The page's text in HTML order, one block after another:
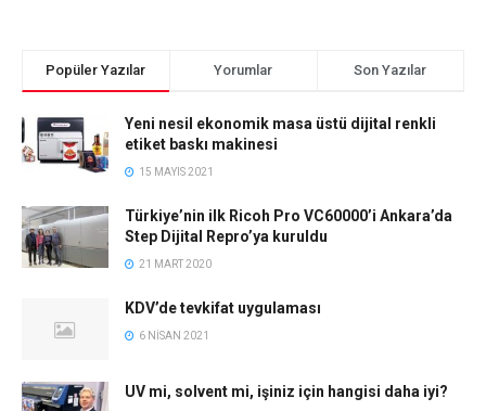
Popüler Yazılar Yorumlar Son Yazılar
Yeni nesil ekonomik masa üstü dijital renkli
etiket baskı makinesi
15 MAYIS 2021
Türkiye’nin ilk Ricoh Pro VC60000’i Ankara’da
Step Dijital Repro’ya kuruldu
21 MART 2020
KDV’de tevkifat uygulaması
6 NISAN 2021
UV mi, solvent mi, işiniz için hangisi daha iyi?